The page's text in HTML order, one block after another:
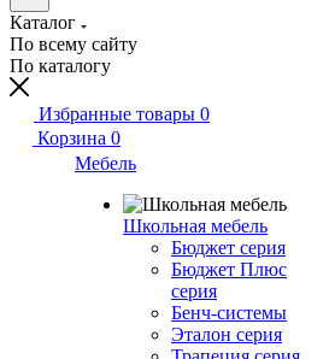
Каталог
По всему сайту
По каталогу
Избранные товары 0
Корзина 0
Мебель
Школьная мебель
Бюджет серия
Бюджет Плюс
серия
Бенч-системы
Эталон серия